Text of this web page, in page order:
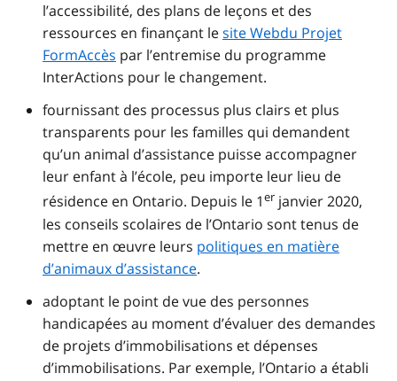
l’accessibilité, des plans de leçons et des
ressources en finançant lesite Webdu Projet
FormAccès par l’entremise du programme
InterActions pour le changement.
fournissant des processus plus clairs et plus
transparents pour les familles qui demandent
qu’un animal d’assistance puisse accompagner
leur enfant à l’école, peu importe leur lieu de
résidence en Ontario. Depuis le 1er janvier 2020,
les conseils scolaires de l’Ontario sont tenus de
mettre en œuvre leurs politiques en matière
d’animaux d’assistance.
adoptant le point de vue des personnes
handicapées au moment d’évaluer des demandes
de projets d’immobilisations et dépenses
d’immobilisations. Par exemple, l’Ontario a établi